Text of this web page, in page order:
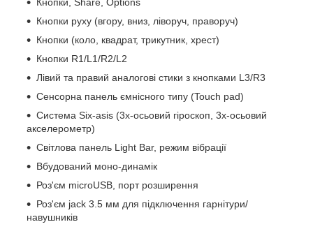
Кнопки руху (вгору, вниз, ліворуч, праворуч)
Кнопки (коло, квадрат, трикутник, хрест)
Кнопки R1/L1/R2/L2
Лівий та правий аналогові стики з кнопками L3/R3
Сенсорна панель ємнісного типу (Touch pad)
Система Six-asis (3х-осьовий гіроскоп, 3х-осьовий
акселерометр)
Світлова панель Light Bar, режим вібрації
Вбудований моно-динамік
Роз'єм microUSB, порт розширення
Роз'єм jack 3.5 мм для підключення гарнітури/
навушників